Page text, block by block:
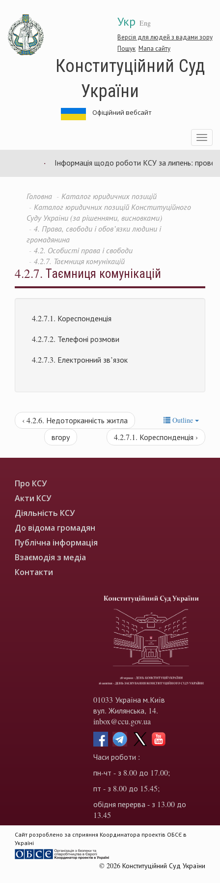
основного
матеріалу
Укр Eng
Версія для людей з вадами зору
Пошук Мапа сайту
Конституційний Суд
України
Офіційний вебсайт
Toggle
Інформація щодо роботи КСУ за липень:
Головна
Каталог юридичних позицій
Каталог юридичних позицій Конституційного
Суду України (за рішеннями, висновками)
4. Права, свободи і обов’язки людини і
громадянина
4.2. Особисті права і свободи
4.2.7. Таємниця комунікацій
4.2.7. Таємниця комунікацій
4.2.7.1. Кореспонденція
4.2.7.2. Телефоні розмови
4.2.7.3. Електронний зв’язок
Outline
‹ 4.2.6. Недоторканність житла
вгору
4.2.7.1. Кореспонденція ›
Про КСУ
Акти КСУ
Діяльність КСУ
До відома громадян
Публічна інформація
Взаємодія з медіа
Контакти
01033 Україна м.Київ
вул. Жилянська, 14.
inbox@ccu.gov.ua
Часи роботи :
пн-чт - з 8.00 до 17.00;
пт - з 8.00 до 15.45;
обідня перерва - з 13.00 до
13.45
Сайт розроблено за сприяння Координатора проектів ОБСЄ в
Україні
© 2026 Конституційний Суд України